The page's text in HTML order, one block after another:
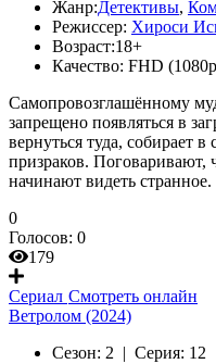
Жанр:Детективы,
Режиссер: Хироси
Возраст:18+
Качество: FHD
Самопровозглашённому
запрещено появляться в
вернуться туда, собирает
призраков. Поговаривают,
начинают видеть странное.
0
Голосов: 0
179
Сериал Смотреть онлайн
Ветролом (2024)
Сезон: 2 | Серия: 12